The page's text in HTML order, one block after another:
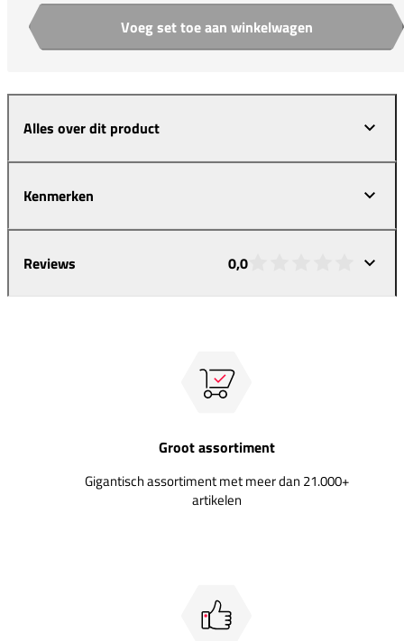
Aantal Voeg set toe aan winkelwagen
Alles over dit product
Kenmerken
Reviews 0,0
Groot assortiment
Gigantisch assortiment met meer dan 21.000+
artikelen